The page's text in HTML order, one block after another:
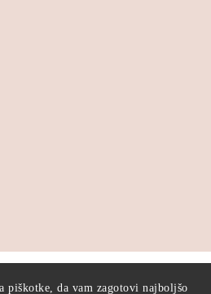
piškotke, da vam zagotovi najboljšo
Vse krivice pridržane.